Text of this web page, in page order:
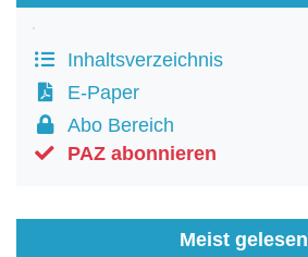
Inhaltsverzeichnis
E-Paper
Abo Bereich
PAZ abonnieren
Meist gelesen